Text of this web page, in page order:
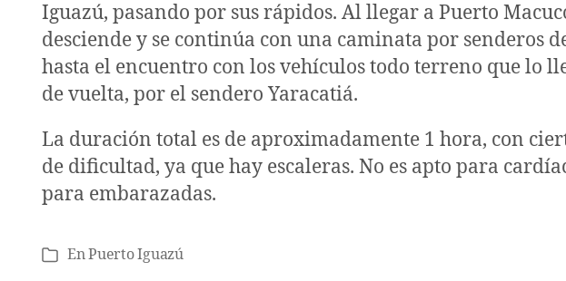
Iguazú, pasando por sus rápidos. Al llegar a Puerto
desciende y se continúa con una caminata por senderos
hasta el encuentro con los vehículos todo terreno que lo
de vuelta, por el sendero Yaracatiá.
La duración total es de aproximadamente 1 hora, con
de dificultad, ya que hay escaleras. No es apto para
para embarazadas.
Categorías
EnPuerto Iguazú